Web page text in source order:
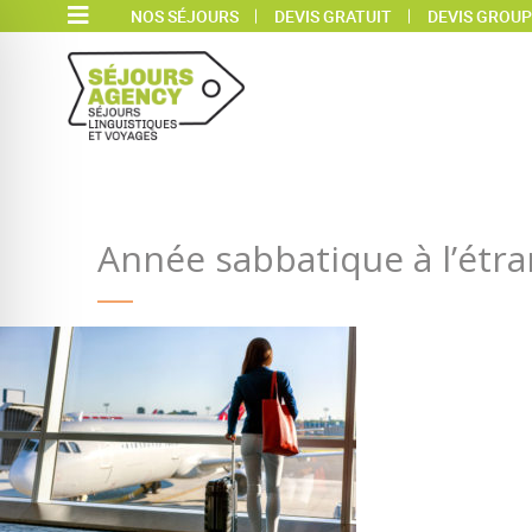
NOS SÉJOURS DEVIS GRATUIT DEVIS
Année sabbatique à